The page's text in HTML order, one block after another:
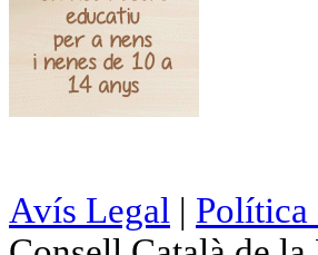
Avís Legal | Política